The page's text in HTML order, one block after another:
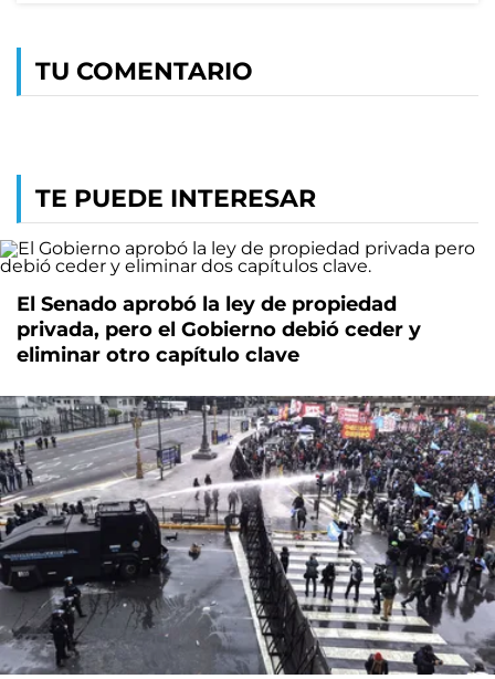
TU COMENTARIO
TE PUEDE INTERESAR
El Senado aprobó la ley de propiedad
privada, pero el Gobierno debió ceder y
eliminar otro capítulo clave